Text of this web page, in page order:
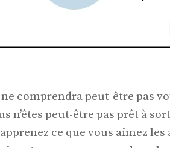
comprendra peut-être pas
n’êtes peut-être pas prêt à
ce que vous aimez